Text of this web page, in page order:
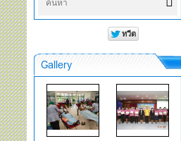
Gallery